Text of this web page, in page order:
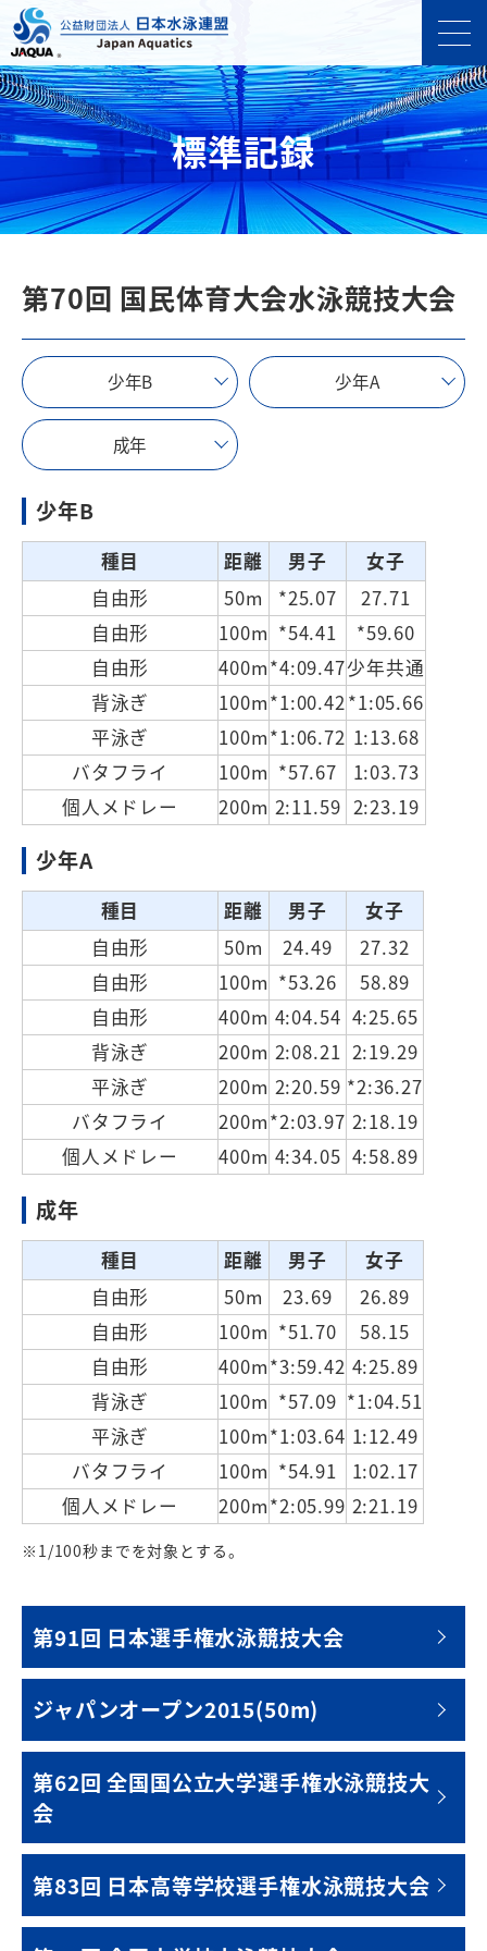
標準記録
第70回 国民体育大会水泳競技大会
少年B 少年A
成年
少年B
種目 距離 男子
女子
自由形
50m *25.07
27.71
自由形
100m *54.41
*59.60
自由形
400m*4:09.47少年共通
背泳ぎ
100m*1:00.42*1:05.66
平泳ぎ
100m*1:06.72 1:13.68
バタフライ
100m *57.67
1:03.73
個人メドレー
200m 2:11.59 2:23.19
少年A
種目 距離 男子
女子
自由形
50m 24.49
27.32
自由形
100m *53.26
58.89
自由形
400m 4:04.54 4:25.65
背泳ぎ
200m 2:08.21 2:19.29
平泳ぎ
200m 2:20.59 *2:36.27
バタフライ
200m*2:03.97 2:18.19
個人メドレー
400m 4:34.05 4:58.89
成年
種目 距離 男子
女子
自由形
50m 23.69
26.89
自由形
100m *51.70
58.15
自由形
400m*3:59.42 4:25.89
背泳ぎ
100m *57.09 *1:04.51
平泳ぎ
100m*1:03.64 1:12.49
バタフライ
100m *54.91
1:02.17
個人メドレー
200m*2:05.99 2:21.19
※1/100秒までを対象とする。
第91回 日本選手権水泳競技大会
ジャパンオープン2015(50m)
第62回 全国国公立大学選手権水泳競技大
会
第83回 日本高等学校選手権水泳競技大会